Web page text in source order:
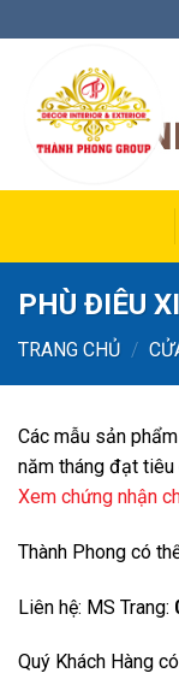
to
PHÙ ĐIÊU
TRANG CHỦ /
Các mẫu sản phẩm
năm tháng đạt tiêu
Xem chứng nhận
Thành Phong có
Liên hệ: MS Trang:
Quý Khách Hàng